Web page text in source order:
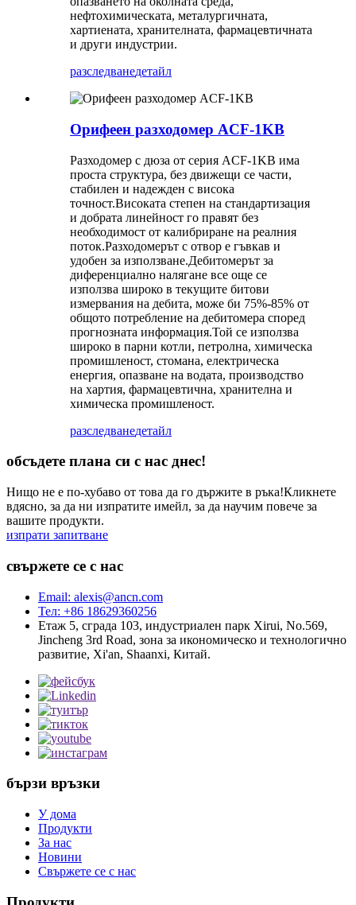
нефтохимическата, металургичната,
хартиената, хранителната, фармацевтичната
и други индустрии.
разследванедетайл
Орифеен разходомер ACF-1KB
Разходомер с дюза от серия ACF-1KB има
проста структура, без движещи се части,
стабилен и надежден с висока
точност.Високата степен на стандартизация
и добрата линейност го правят без
необходимост от калибриране на реалния
поток.Разходомерът с отвор е гъвкав и
удобен за използване.Дебитомерът за
диференциално налягане все още се
използва широко в текущите битови
измервания на дебита, може би 75%-85% от
общото потребление на дебитомера според
прогнозната информация.Той се използва
широко в парни котли, петролна, химическа
промишленост, стомана, електрическа
енергия, опазване на водата, производство
на хартия, фармацевтична, хранителна и
химическа промишленост.
разследванедетайл
обсъдете плана си с нас днес!
Нищо не е по-хубаво от това да го държите в ръка!Кликнете
вдясно, за да ни изпратите имейл, за да научим повече за
вашите продукти.
изпрати запитване
свържете се с нас
Email: alexis@ancn.com
Тел: +86 18629360256
Етаж 5, сграда 103, индустриален парк Xirui, No.569,
Jincheng 3rd Road, зона за икономическо и технологично
развитие, Xi'an, Shaanxi, Китай.
бързи връзки
У дома
Продукти
За нас
Новини
Свържете се с нас